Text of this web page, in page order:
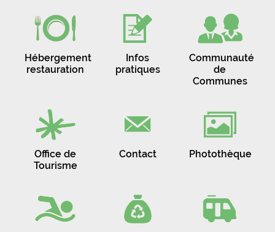
Hébergement
restauration
Infos
pratiques
Communauté
de
Communes
Office de
Tourisme
Contact Photothèque